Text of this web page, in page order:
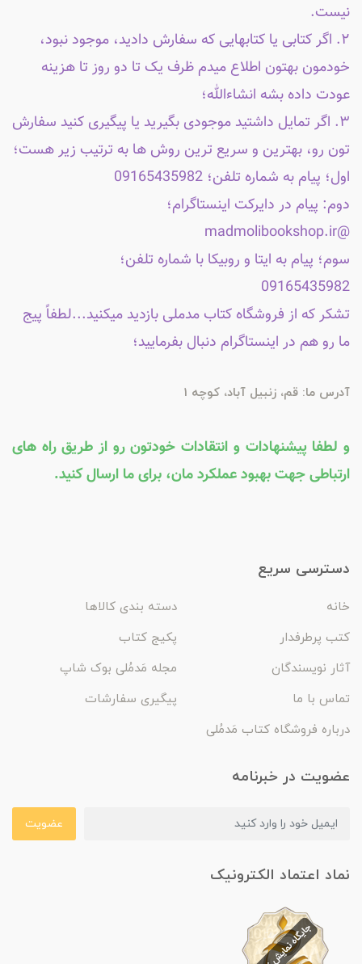
نیست.
۲. اگر کتابی یا کتابهایی که سفارش دادید، موجود نبود،
خودمون بهتون اطلاع میدم ظرف یک تا دو روز تا هزینه
عودت داده بشه انشاءالله؛
۳. اگر تمایل داشتید موجودی بگیرید یا پیگیری کنید سفارش
تون رو، بهترین و سریع ترین روش ها به ترتیب زیر هست؛
اول؛ پیام به شماره تلفن؛ 09165435982
دوم: پیام در دایرکت اینستاگرام؛
@madmolibookshop.ir
سوم؛ پیام به ایتا و روبیکا با شماره تلفن؛
09165435982
تشکر که از فروشگاه کتاب مدملی بازدید میکنید...لطفاً پیج
ما رو هم در اینستاگرام دنبال بفرمایید؛
آدرس ما: قم، زنبیل آباد، کوچه 1
و لطفا پیشنهادات و انتقادات خودتون رو از طریق راه های
ارتباطی جهت بهبود عملکرد مان، برای ما ارسال کنید.
دسترسی سریع
خانه
دسته بندی کالاها
کتب پرطرفدار
پکیج کتاب
آثار نویسندگان
مجله مَدمُلی بوک شاپ
تماس با ما
پیگیری سفارشات
درباره فروشگاه کتاب مَدمُلی
عضویت در خبرنامه
عضویت
نماد اعتماد الکترونیک